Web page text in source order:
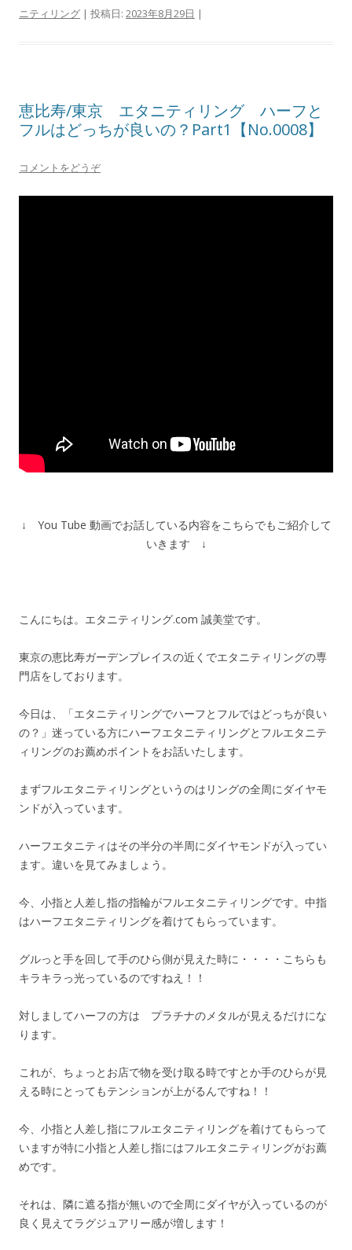
ニティリング | 投稿日: 2023年8月29日 |
恵比寿/東京 エタニティリング ハーフと
フルはどっちが良いの？Part1【No.0008】
コメントをどうぞ
↓ You Tube 動画でお話している内容をこちらでもご紹介して
いきます ↓
こんにちは。エタニティリング.com 誠美堂です。
東京の恵比寿ガーデンプレイスの近くでエタニティリングの専
門店をしております。
今日は、「エタニティリングでハーフとフルではどっちが良い
の？」迷っている方にハーフエタニティリングとフルエタニテ
ィリングのお薦めポイントをお話いたします。
まずフルエタニティリングというのはリングの全周にダイヤモ
ンドが入っています。
ハーフエタニティはその半分の半周にダイヤモンドが入ってい
ます。違いを見てみましょう。
今、小指と人差し指の指輪がフルエタニティリングです。中指
はハーフエタニティリングを着けてもらっています。
グルっと手を回して手のひら側が見えた時に・・・・こちらも
キラキラっ光っているのですねえ！！
対しましてハーフの方は プラチナのメタルが見えるだけにな
ります。
これが、ちょっとお店で物を受け取る時ですとか手のひらが見
える時にとってもテンションが上がるんですね！！
今、小指と人差し指にフルエタニティリングを着けてもらって
いますが特に小指と人差し指にはフルエタニティリングがお薦
めです。
それは、隣に遮る指が無いので全周にダイヤが入っているのが
良く見えてラグジュアリー感が増します！